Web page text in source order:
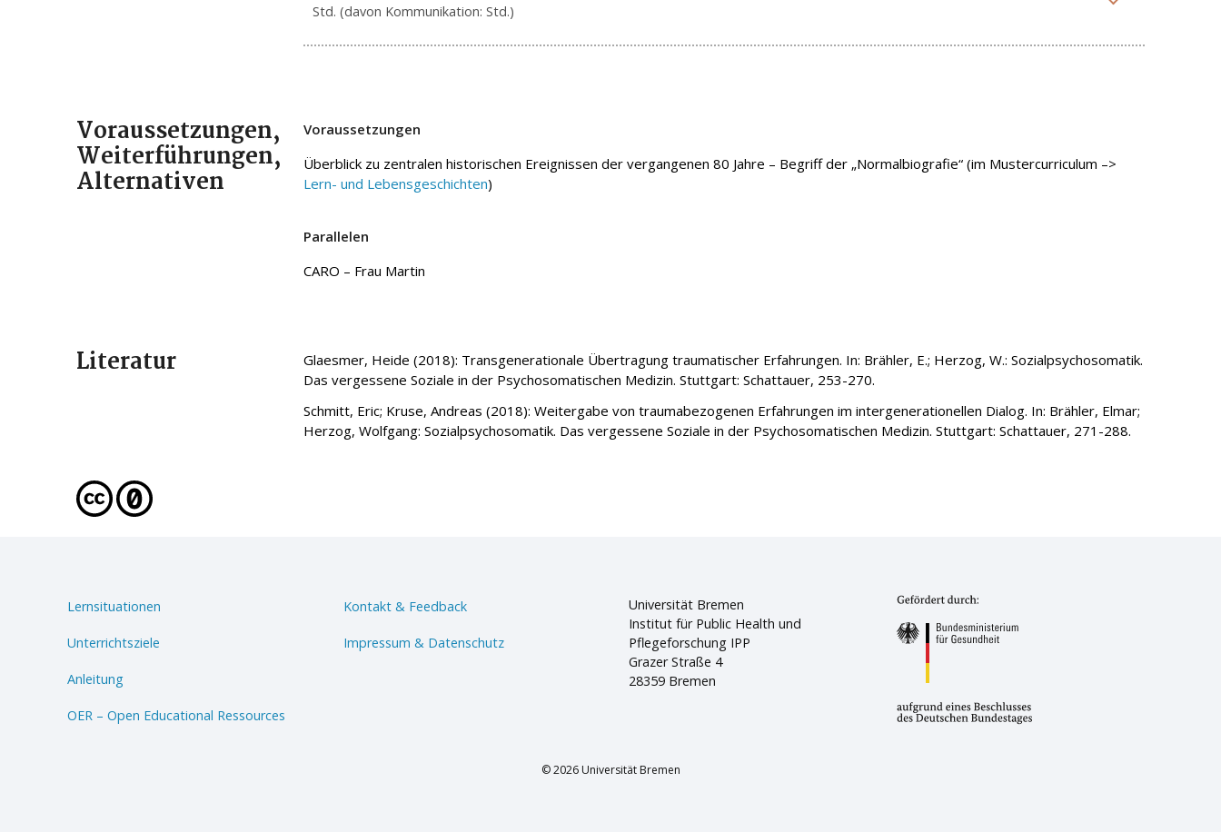
Std. (davon Kommunikation: Std.)
Voraussetzungen,
Weiterführungen,
Alternativen
Voraussetzungen
Überblick zu zentralen historischen Ereignissen der vergangenen 80 Jahre – Begriff der „Normalbiografie“ (im Mustercurriculum –>
Lern- und Lebensgeschichten)
Parallelen
CARO – Frau Martin
Literatur
Glaesmer, Heide (2018): Transgenerationale Übertragung traumatischer Erfahrungen. In: Brähler, E.; Herzog, W.: Sozialpsychosomatik.
Das vergessene Soziale in der Psychosomatischen Medizin. Stuttgart: Schattauer, 253-270.
Schmitt, Eric; Kruse, Andreas (2018): Weitergabe von traumabezogenen Erfahrungen im intergenerationellen Dialog. In: Brähler, Elmar;
Herzog, Wolfgang: Sozialpsychosomatik. Das vergessene Soziale in der Psychosomatischen Medizin. Stuttgart: Schattauer, 271-288.
Lernsituationen
Unterrichtsziele
Anleitung
OER – Open Educational Ressources
Kontakt & Feedback
Impressum & Datenschutz
Universität Bremen
Institut für Public Health und
Pflegeforschung IPP
Grazer Straße 4
28359 Bremen
© 2026 Universität Bremen